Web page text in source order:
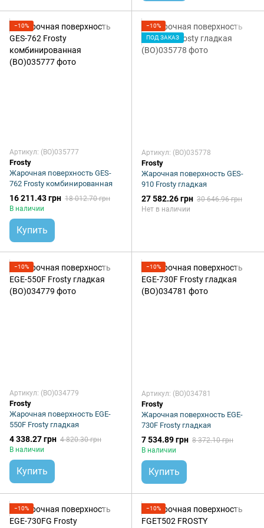
−10%
Артикул: (BO)035777
Frosty
Жарочная поверхность GES-
762 Frosty комбинированная
16 211.43 грн 18 012.70 грн
В наличии
Купить
−10%
ПОД ЗАКАЗ
Артикул: (BO)035778
Frosty
Жарочная поверхность GES-
910 Frosty гладкая
27 582.26 грн 30 646.96 грн
Нет в наличии
−10%
Артикул: (BO)034779
Frosty
Жарочная поверхность EGE-
550F Frosty гладкая
4 338.27 грн 4 820.30 грн
В наличии
Купить
−10%
Артикул: (BO)034781
Frosty
Жарочная поверхность EGE-
730F Frosty гладкая
7 534.89 грн 8 372.10 грн
В наличии
Купить
−10% −10%